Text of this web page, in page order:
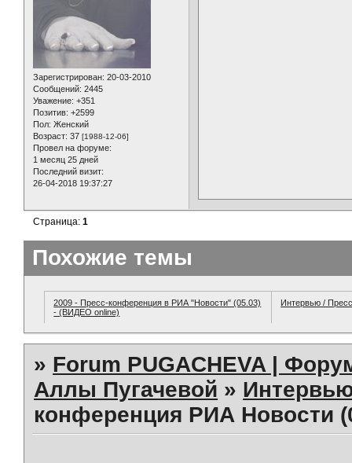
Зарегистрирован: 20-03-2010
Сообщений: 2445
Уважение: +351
Позитив: +2599
Пол: Женский
Возраст: 37 [1988-12-06]
Провел на форуме:
1 месяц 25 дней
Последний визит:
26-04-2018 19:37:27
Страница:1
Похожие темы
2009 - Пресс-конференция в РИА "Новости" (05.03)
- (ВИДЕО online)
Интервью /
» Forum PUGACHEVA |
Аллы Пугачевой »
конференция РИА Новости